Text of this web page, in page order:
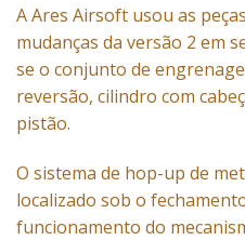
A Ares Airsoft usou as
mudanças da versão 2 em
se o conjunto de
reversão, cilindro com
pistão.
O sistema de hop-up de
localizado sob o
funcionamento do